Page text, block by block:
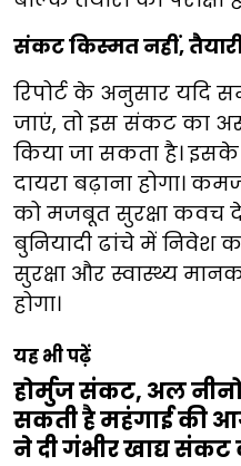
संकट किस्मत नहीं, तैयारी
रिपोर्ट के अनुसार यदि
जाएं, तो इस संकट का
किया जा सकता है। इसके
दायरा बढ़ाना होगा।
को मजबूत सुरक्षा कवच
बुनियादी ढांचे में निवेश
सुरक्षा और स्वास्थ्य
होगा।
यह भी पढ़ें
होर्मुज संकट, अल
सकती है महंगाई की
ने दी गंभीर खाद्य संकट